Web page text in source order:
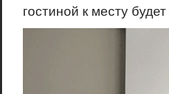
гостиной к месту